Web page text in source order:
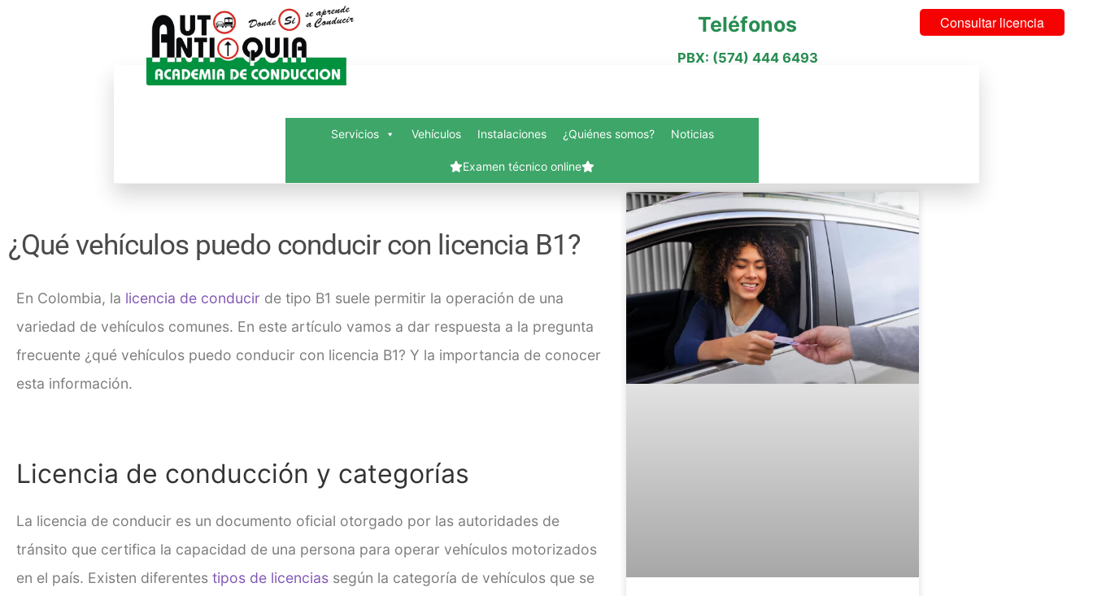
Teléfonos
PBX: (574) 444 6493
Consultar licencia
Servicios Vehículos Instalaciones ¿Quiénes somos? Noticias
Examen técnico online
Finalizar compraMi cuentaServicios
VehículosSlide Anything Popup Preview
¿Qué vehículos puedo conducir con licencia B1?
En Colombia, la licencia de conducir de tipo B1 suele permitir la operación de una
variedad de vehículos comunes. En este artículo vamos a dar respuesta a la pregunta
frecuente ¿qué vehículos puedo conducir con licencia B1? Y la importancia de conocer
esta información.
Licencia de conducción y categorías
La licencia de conducir es un documento oficial otorgado por las autoridades de
tránsito que certifica la capacidad de una persona para operar vehículos motorizados
en el país. Existen diferentes tipos de licencias según la categoría de vehículos que se